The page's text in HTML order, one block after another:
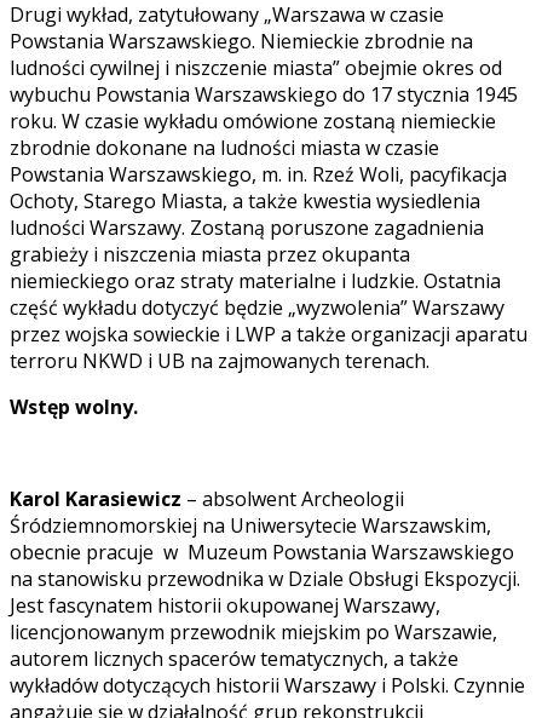
Drugi wykład, zatytułowany „Warszawa w czasie
Powstania Warszawskiego. Niemieckie zbrodnie na
ludności cywilnej i niszczenie miasta” obejmie okres od
wybuchu Powstania Warszawskiego do 17 stycznia 1945
roku. W czasie wykładu omówione zostaną niemieckie
zbrodnie dokonane na ludności miasta w czasie
Powstania Warszawskiego, m. in. Rzeź Woli, pacyfikacja
Ochoty, Starego Miasta, a także kwestia wysiedlenia
ludności Warszawy. Zostaną poruszone zagadnienia
grabieży i niszczenia miasta przez okupanta
niemieckiego oraz straty materialne i ludzkie. Ostatnia
część wykładu dotyczyć będzie „wyzwolenia” Warszawy
przez wojska sowieckie i LWP a także organizacji aparatu
terroru NKWD i UB na zajmowanych terenach.
Wstęp wolny.
Karol Karasiewicz – absolwent Archeologii
Śródziemnomorskiej na Uniwersytecie Warszawskim,
obecnie pracuje w Muzeum Powstania Warszawskiego
na stanowisku przewodnika w Dziale Obsługi Ekspozycji.
Jest fascynatem historii okupowanej Warszawy,
licencjonowanym przewodnik miejskim po Warszawie,
autorem licznych spacerów tematycznych, a także
wykładów dotyczących historii Warszawy i Polski. Czynnie
angażuje się w działalność grup rekonstrukcji